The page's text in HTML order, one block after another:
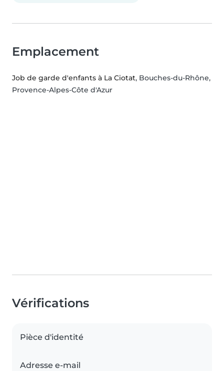
Emplacement
Job de garde d'enfants à La Ciotat, Bouches-du-Rhône,
Provence-Alpes-Côte d'Azur
Vérifications
Pièce d'identité
Adresse e-mail